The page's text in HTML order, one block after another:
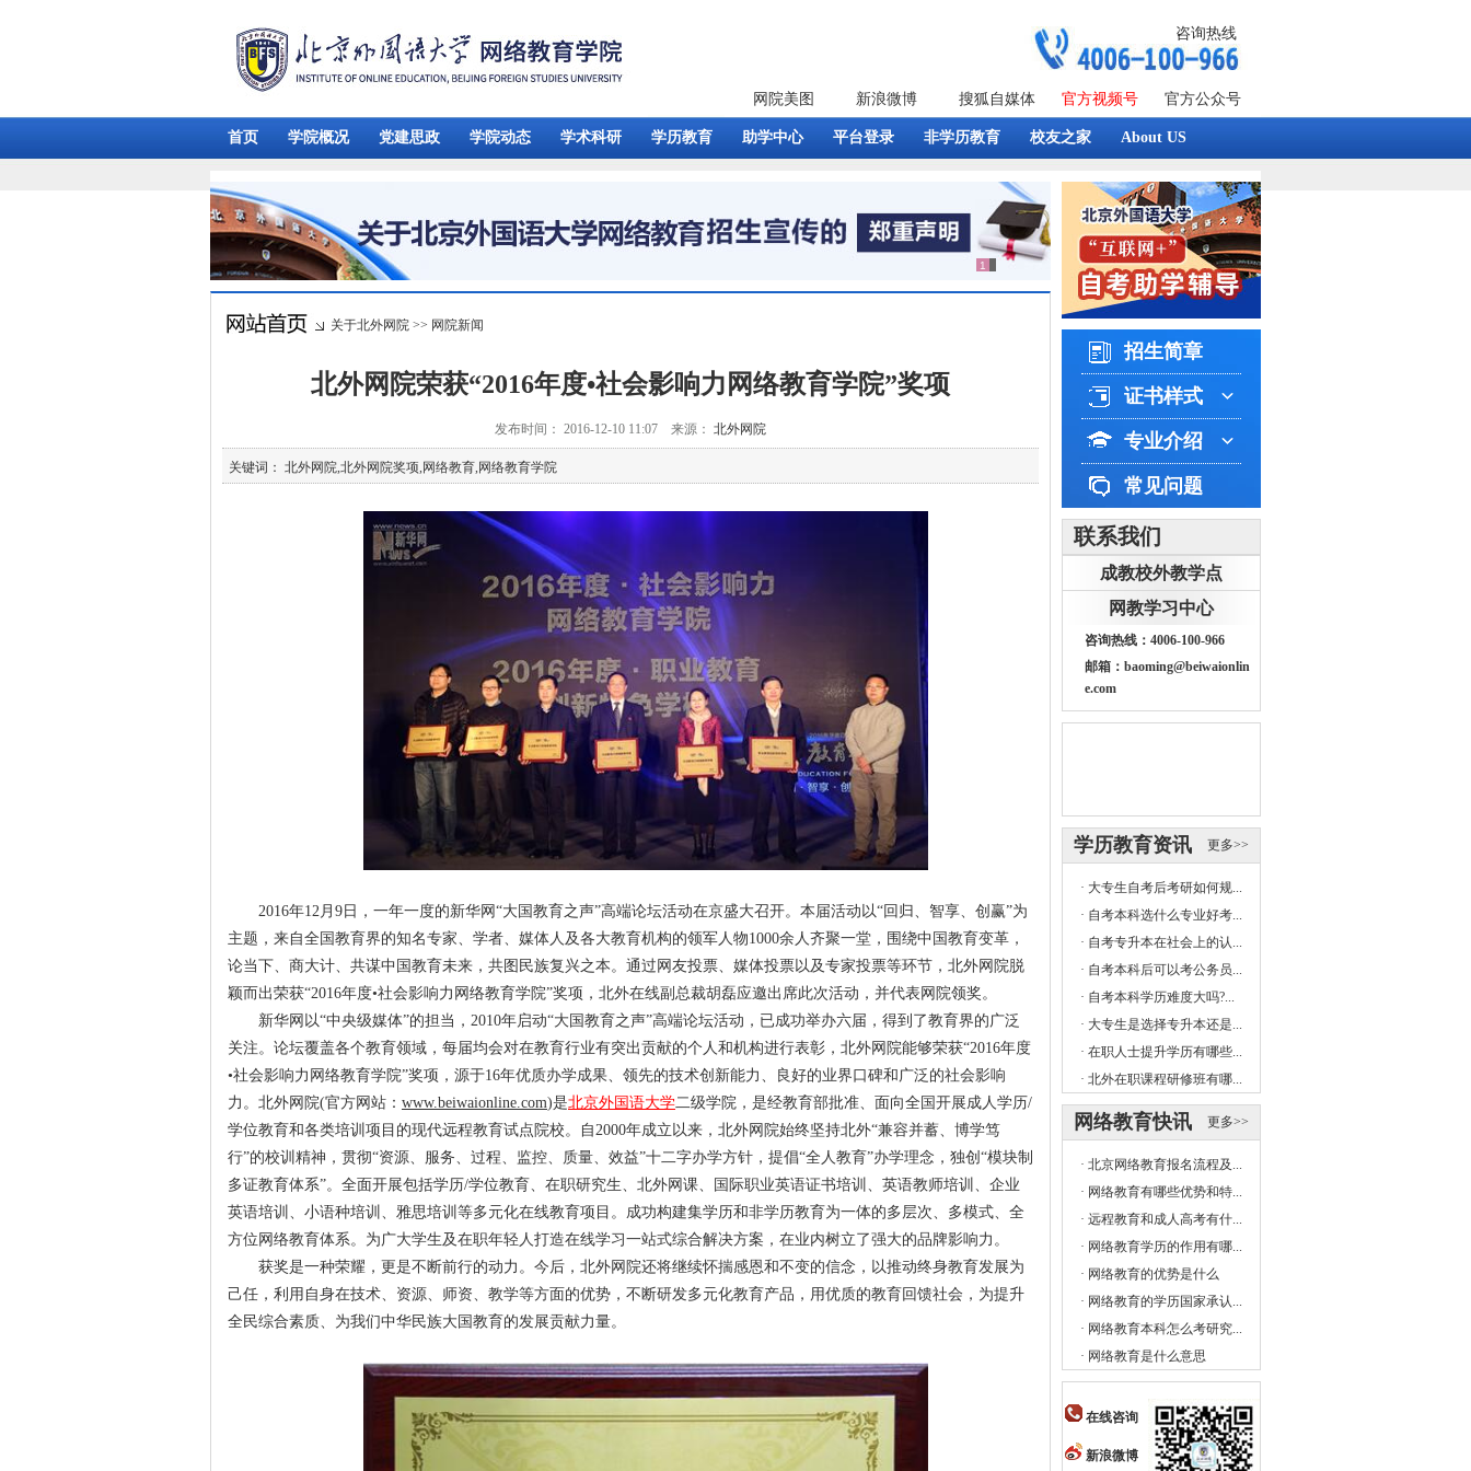
咨询热线
网院美图 新浪微博 搜狐自媒体 官方视频号 官方公众号
首页 学院概况 党建思政 学院动态 学术科研 学历教育 助学中心 平台登录 非学历教育 校友之家 About US
关于北外网院 >> 网院新闻
北外网院荣获“2016年度•社会影响力网络教育学院”奖项
发布时间： 2016-12-10 11:07 来源： 北外网院
关键词： 北外网院,北外网院奖项,网络教育,网络教育学院
2016年12月9日，一年一度的新华网“大国教育之声”高端论坛活动在京盛大召开。本届活动以“回归、智享、创赢”为
主题，来自全国教育界的知名专家、学者、媒体人及各大教育机构的领军人物1000余人齐聚一堂，围绕中国教育变革，
论当下、商大计、共谋中国教育未来，共图民族复兴之本。通过网友投票、媒体投票以及专家投票等环节，北外网院脱
颖而出荣获“2016年度•社会影响力网络教育学院”奖项，北外在线副总裁胡磊应邀出席此次活动，并代表网院领奖。
新华网以“中央级媒体”的担当，2010年启动“大国教育之声”高端论坛活动，已成功举办六届，得到了教育界的广泛
关注。论坛覆盖各个教育领域，每届均会对在教育行业有突出贡献的个人和机构进行表彰，北外网院能够荣获“2016年度
•社会影响力网络教育学院”奖项，源于16年优质办学成果、领先的技术创新能力、良好的业界口碑和广泛的社会影响
力。北外网院(官方网站： www.beiwaionline.com)是北京外国语大学二级学院，是经教育部批准、面向全国开展成人学历/
学位教育和各类培训项目的现代远程教育试点院校。自2000年成立以来，北外网院始终坚持北外“兼容并蓄、博学笃
行”的校训精神，贯彻“资源、服务、过程、监控、质量、效益”十二字办学方针，提倡“全人教育”办学理念，独创“模块制
多证教育体系”。全面开展包括学历/学位教育、在职研究生、北外网课、国际职业英语证书培训、英语教师培训、企业
英语培训、小语种培训、雅思培训等多元化在线教育项目。成功构建集学历和非学历教育为一体的多层次、多模式、全
方位网络教育体系。为广大学生及在职年轻人打造在线学习一站式综合解决方案，在业内树立了强大的品牌影响力。
获奖是一种荣耀，更是不断前行的动力。今后，北外网院还将继续怀揣感恩和不变的信念，以推动终身教育发展为
己任，利用自身在技术、资源、师资、教学等方面的优势，不断研发多元化教育产品，用优质的教育回馈社会，为提升
全民综合素质、为我们中华民族大国教育的发展贡献力量。
招生简章
证书样式
专业介绍
常见问题
联系我们
成教校外教学点
网教学习中心
咨询热线：4006-100-966
邮箱：baoming@beiwaionlin
e.com
更多>>
学历教育资讯
· 大专生自考后考研如何规...
· 自考本科选什么专业好考...
· 自考专升本在社会上的认...
· 自考本科后可以考公务员...
· 自考本科学历难度大吗?...
· 大专生是选择专升本还是...
· 在职人士提升学历有哪些...
· 北外在职课程研修班有哪...
更多>>
网络教育快讯
· 北京网络教育报名流程及...
· 网络教育有哪些优势和特...
· 远程教育和成人高考有什...
· 网络教育学历的作用有哪...
· 网络教育的优势是什么
· 网络教育的学历国家承认...
· 网络教育本科怎么考研究...
· 网络教育是什么意思
在线咨询
新浪微博